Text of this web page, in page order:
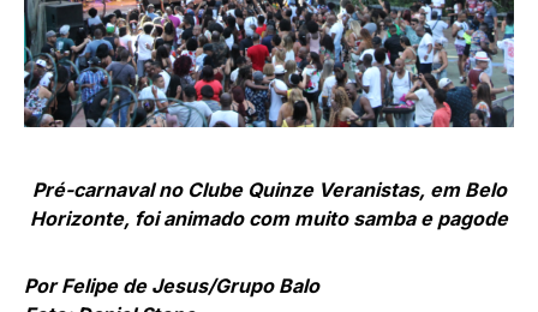
Pré-carnaval no Clube Quinze Veranistas, em Belo
Horizonte, foi animado com muito samba e pagode
Por Felipe de Jesus/Grupo Balo